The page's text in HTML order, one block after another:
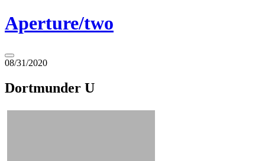
Springe
zum
Aperture/two
Seitenleiste
umschalten
08/31/2020
Dortmunder U